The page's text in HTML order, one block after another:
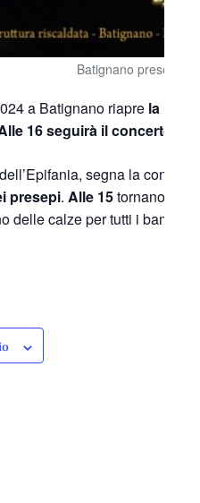
Batignano presepi
a Batignano riapre la
16 seguirà il concerto di
segna la
presepi. Alle 15tornano ad
delle calze per tutti i bambini